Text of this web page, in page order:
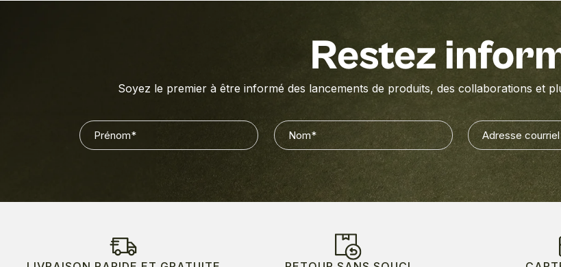
Restez
Soyez le premier à être informé des lancements de produits, des collaborations et
Prénom Nom
Adresse
courriel (Nécessaire)